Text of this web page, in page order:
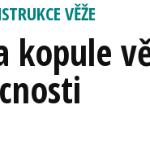
VĚŽE
kopule